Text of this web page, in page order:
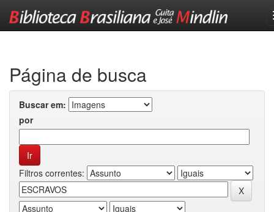
Página de busca
Buscar em:
por
Filtros correntes: